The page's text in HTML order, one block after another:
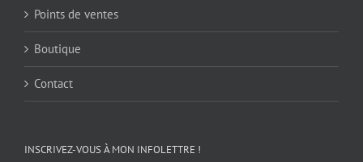
Points de ventes
Boutique
Contact
INSCRIVEZ-VOUS À MON INFOLETTRE !